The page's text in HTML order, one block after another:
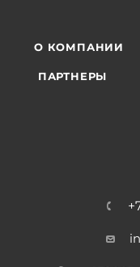
О КОМПАНИИ
ПАРТНЕРЫ